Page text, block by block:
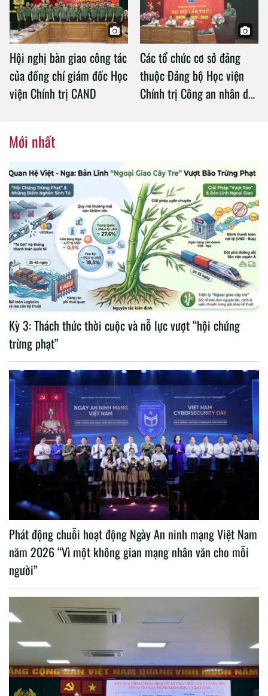
Hội nghị bàn giao công tác
của đồng chí giám đốc Học
viện Chính trị CAND
Các tổ chức cơ sở đảng
thuộc Đảng bộ Học viện
Chính trị Công an nhân dân
Mới nhất
Kỳ 3: Thách thức thời cuộc và nỗ lực vượt “hội chứng
trừng phạt”
Phát động chuỗi hoạt động Ngày An ninh mạng Việt Nam
năm 2026 “Vì một không gian mạng nhân văn cho mỗi
người”